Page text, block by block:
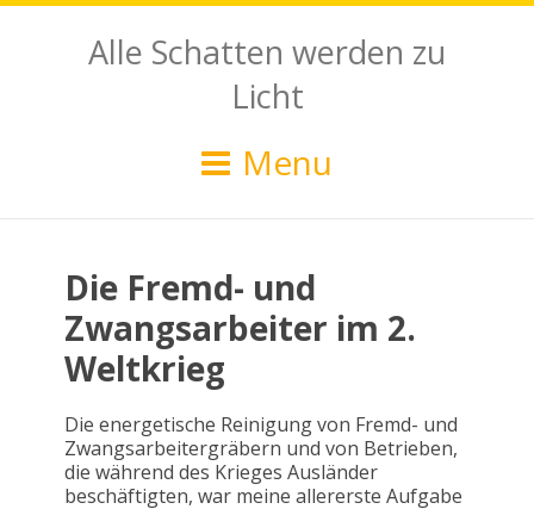
Alle Schatten werden zu
Licht
Menu
Die Fremd- und
Zwangsarbeiter im 2.
Weltkrieg
Die energetische Reinigung von Fremd- und
Zwangsarbeitergräbern und von Betrieben,
die während des Krieges Ausländer
beschäftigten, war meine allererste Aufgabe